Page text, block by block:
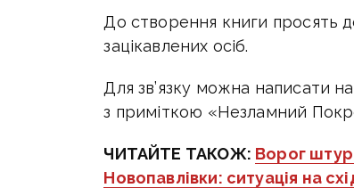
До створення книги просять
зацікавлених осіб.
Для зв’язку можна написати
з приміткою «Незламний
ЧИТАЙТЕ ТАКОЖ: Ворог
Новопавлівки: ситуація на